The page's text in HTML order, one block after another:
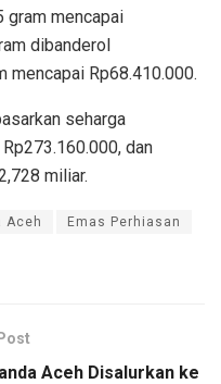
gram mencapai
dibanderol
mencapai Rp68.410.000.
seharga
dan
miliar.
Aceh Emas Perhiasan
Aceh Disalurkan ke